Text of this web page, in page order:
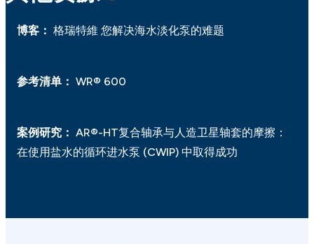
博客： 格瑞特維 您解决海水淡化泵的难题
参考清单： WR® 600
案例研究： AR®-HT复合轴承与人造卫星轴套的摩擦：
在使用盐水的循环进水泵 (CWIP) 中取得成功